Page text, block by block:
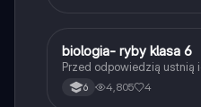
BBiologia
biologia- ryby klasa 6
Przed odpowiedzią
6 4,805 4